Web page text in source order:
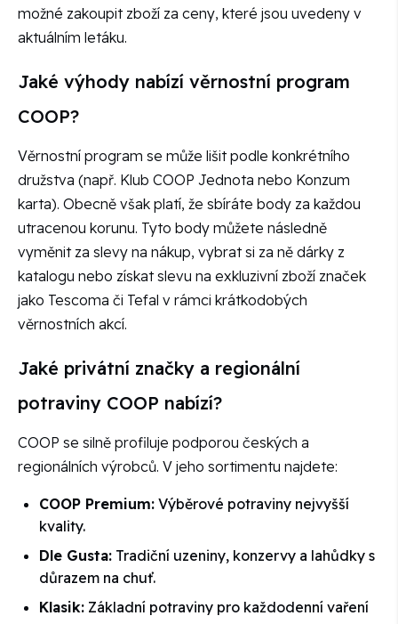
možné zakoupit zboží za ceny, které jsou uvedeny v
aktuálním letáku.
Jaké výhody nabízí věrnostní program
COOP?
Věrnostní program se může lišit podle konkrétního
družstva (např. Klub COOP Jednota nebo Konzum
karta). Obecně však platí, že sbíráte body za každou
utracenou korunu. Tyto body můžete následně
vyměnit za slevy na nákup, vybrat si za ně dárky z
katalogu nebo získat slevu na exkluzivní zboží značek
jako Tescoma či Tefal v rámci krátkodobých
věrnostních akcí.
Jaké privátní značky a regionální
potraviny COOP nabízí?
COOP se silně profiluje podporou českých a
regionálních výrobců. V jeho sortimentu najdete:
COOP Premium: Výběrové potraviny nejvyšší
kvality.
Dle Gusta: Tradiční uzeniny, konzervy a lahůdky s
důrazem na chuť.
Klasik: Základní potraviny pro každodenní vaření